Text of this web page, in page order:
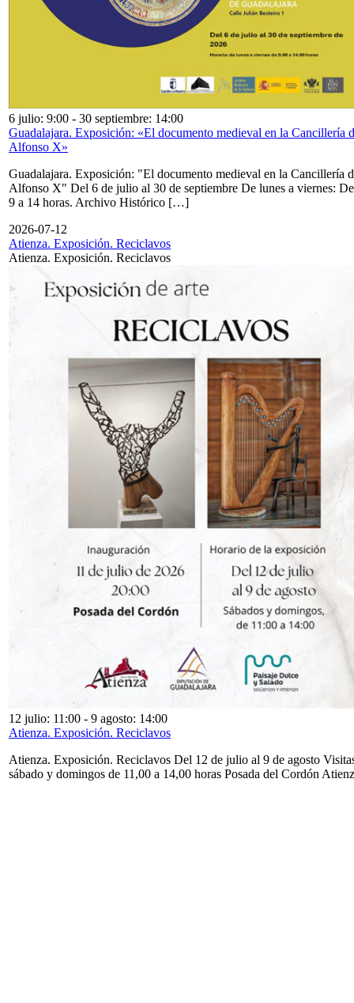
6 julio: 9:00 - 30 septiembre: 14:00
Guadalajara. Exposición: «El documento medieval en la Cancillería
Alfonso X»
Guadalajara. Exposición: "El documento medieval en la Cancillería
Alfonso X" Del 6 de julio al 30 de septiembre De lunes a viernes: De
9 a 14 horas. Archivo Histórico […]
2026-07-12
Atienza. Exposición. Reciclavos
Atienza. Exposición. Reciclavos
12 julio: 11:00 - 9 agosto: 14:00
Atienza. Exposición. Reciclavos
Atienza. Exposición. Reciclavos Del 12 de julio al 9 de agosto
sábado y domingos de 11,00 a 14,00 horas Posada del Cordón